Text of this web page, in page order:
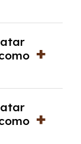
viabilidad
por
revisar
con un
solvencia